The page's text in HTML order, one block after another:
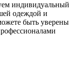
индивидуальный
одеждой и
быть уверены